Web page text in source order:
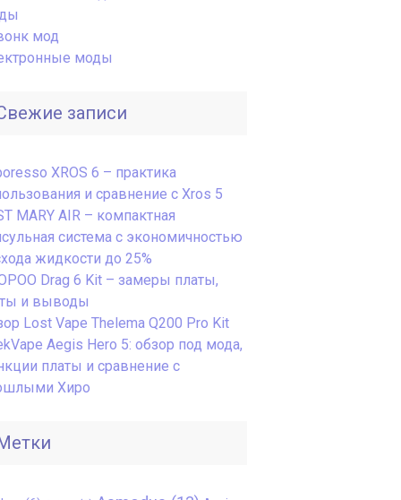
мод
моды
записи
XROS 6 – практика
и сравнение с Xros 5
MARY AIR – компактная
система с экономичностью
жидкости до 25%
Drag 6 Kit – замеры платы,
и выводы
Lost Vape Thelema Q200 Pro Kit
Aegis Hero 5: обзор под мода,
платы и сравнение с
Хиро